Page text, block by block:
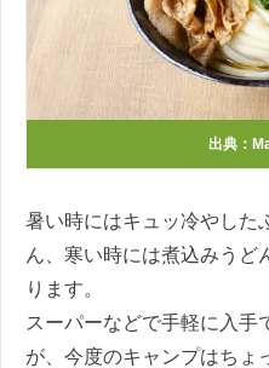
出典：
暑い時にはキュッ冷やした
ん、寒い時には煮込みうど
ります。
スーパーなどで手軽に入手
が、今度のキャンプはちょ